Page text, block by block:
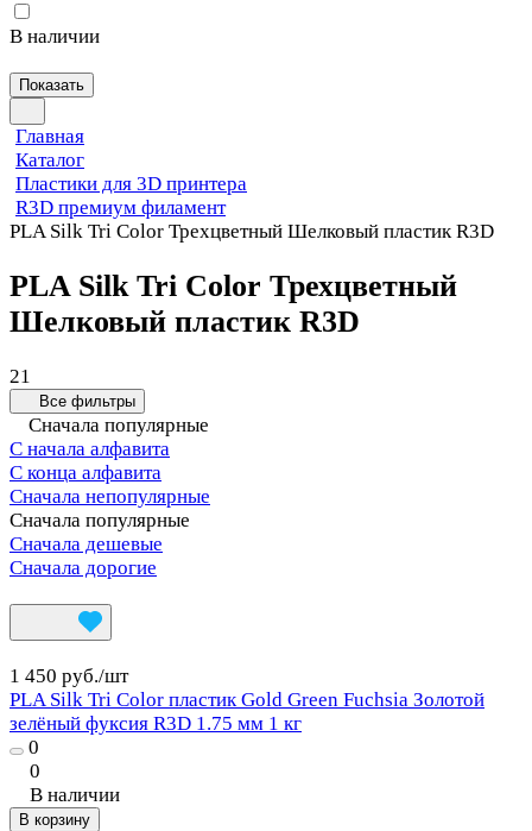
В наличии
Показать
Главная
Каталог
Пластики для 3D принтера
R3D премиум филамент
PLA Silk Tri Color Трехцветный Шелковый пластик R3D
PLA Silk Tri Color Трехцветный
Шелковый пластик R3D
21
Все фильтры
Сначала популярные
С начала алфавита
С конца алфавита
Сначала непопулярные
Сначала популярные
Сначала дешевые
Сначала дорогие
1 450 руб./шт
PLA Silk Tri Color пластик Gold Green Fuchsia Золотой
зелёный фуксия R3D 1.75 мм 1 кг
0
0
В наличии
В корзину